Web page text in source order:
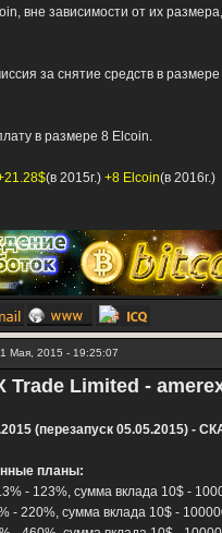
вне зависимости от их
за снятие средств в
в размере 8 Elcoin.
(в 2015г.) +8 Elcoin(в 2016г.)
Мая, 2015 - 19:25:07
Trade Limited -
(перезапуск 05.05.2015) -
планы:
- 123%, сумма вклада 10$ -
- 220%, сумма вклада 10$ -